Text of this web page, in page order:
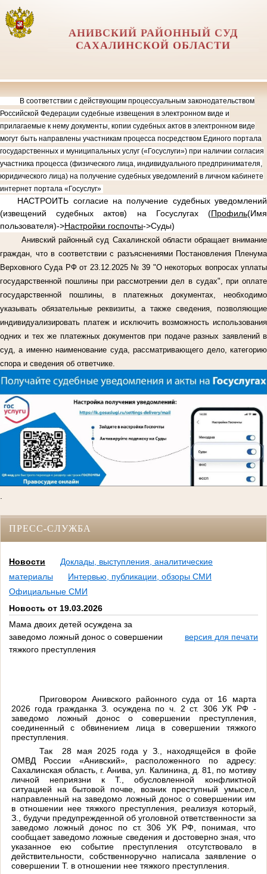
АНИВСКИЙ РАЙОННЫЙ СУД
САХАЛИНСКОЙ ОБЛАСТИ
В соответствии с действующим процессуальным законодательством
Российской Федерации судебные извещения в электронном виде и
прилагаемые к нему документы, копии судебных актов в электронном виде
могут быть направлены участникам процесса посредством Единого портала
государственных и муниципальных услуг («Госуслуги») при наличии согласия
участника процесса (физического лица, индивидуального предпринимателя,
юридического лица) на получение судебных уведомлений в личном кабинете
интернет портала «Госуслуг»
НАСТРОИТЬ согласие на получение судебных уведомлений
(извещений судебных актов) на Госуслугах (Профиль(Имя
пользователя)->Настройки госпочты->Суды)
Анивский районный суд Сахалинской области обращает внимание
граждан, что в соответствии с разъяснениями Постановления Пленума
Верховного Суда РФ от 23.12.2025 № 39 "О некоторых вопросах уплаты
государственной пошлины при рассмотрении дел в судах", при оплате
государственной пошлины, в платежных документах, необходимо
указывать обязательные реквизиты, а также сведения, позволяющие
индивидуализировать платеж и исключить возможность использования
одних и тех же платежных документов при подаче разных заявлений в
суд, а именно наименование суда, рассматривающего дело, категорию
спора и сведения об ответчике.
.
ПРЕСС-СЛУЖБА
Новости
Доклады, выступления, аналитические
материалы
Интервью, публикации, обзоры СМИ
Официальные СМИ
Новость от 19.03.2026
Мама двоих детей осуждена за
заведомо ложный донос о совершении
тяжкого преступления
версия для печати
Приговором Анивского районного суда от 16 марта
2026 года гражданка З. осуждена по ч. 2 ст. 306 УК РФ -
заведомо ложный донос о совершении преступления,
соединенный с обвинением лица в совершении тяжкого
преступления.
Так 28 мая 2025 года у З., находящейся в фойе
ОМВД России «Анивский», расположенного по адресу:
Сахалинская область, г. Анива, ул. Калинина, д. 81, по мотиву
личной неприязни к Т., обусловленной конфликтной
ситуацией на бытовой почве, возник преступный умысел,
направленный на заведомо ложный донос о совершении им
в отношении нее тяжкого преступления, реализуя который,
З., будучи предупрежденной об уголовной ответственности за
заведомо ложный донос по ст. 306 УК РФ, понимая, что
сообщает заведомо ложные сведения и достоверно зная, что
указанное ею событие преступления отсутствовало в
действительности, собственноручно написала заявление о
совершении Т. в отношении нее тяжкого преступления.